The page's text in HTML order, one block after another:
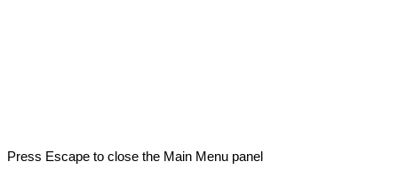
Press Escape to close the Main Menu panel